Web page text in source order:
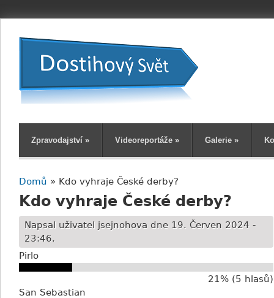
Zpravodajství » Videoreportáže » Galerie »
Jste zde
Domů » Kdo vyhraje České derby?
Kdo vyhraje České derby?
Napsal uživatel jsejnohova dne 19. Červen 2024 -
23:46.
Pirlo
21% (5 hlasů)
San Sebastian